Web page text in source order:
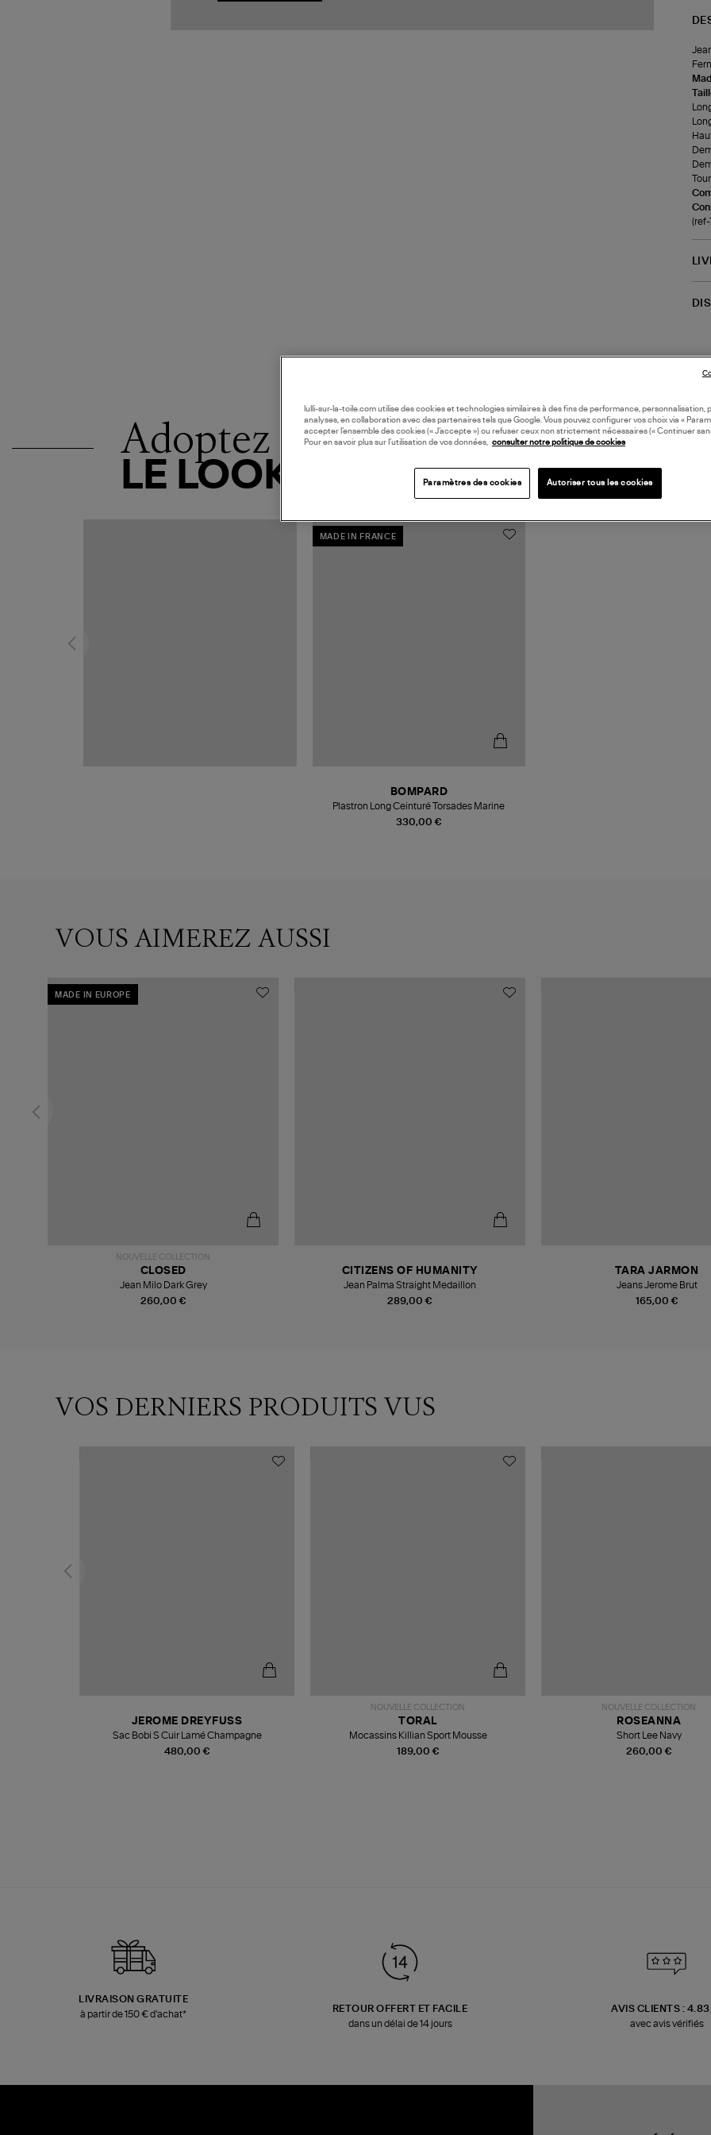
Adoptez
LE LOOK
MADE IN FRANCE
330,00 €
BOMPARD
Plastron Long Ceinturé Torsades Marine
VOUS AIMEREZ AUSSI
MADE IN EUROPE
NOUVELLE COLLECTION
260,00 €
CLOSED
Jean Milo Dark Grey
289,00 €
CITIZENS OF HUMANITY
Jean Palma Straight Medaillon
165,00 €
TARA JARMON
Jeans Jerome Brut
VOS DERNIERS PRODUITS VUS
480,00 €
JEROME DREYFUSS
Sac Bobi S Cuir Lamé Champagne
NOUVELLE COLLECTION
189,00 €
TORAL
Mocassins Killian Sport Mousse
NOUVELLE COLLECTION
260,00 €
ROSEANNA
Short Lee Navy
LIVRAISON GRATUITE
à partir de 150 € d'achat*
RETOUR OFFERT ET FACILE
dans un délai de 14 jours
AVIS CLIENTS :
avec avis vérifiés
lulli-sur-la-toile.com utilise des cookies et technologies similaires à des fins de performance, personnalisation,
analyses, en collaboration avec des partenaires tels que Google. Vous pouvez configurer vos choix via «
accepter l’ensemble des cookies (« J’accepte ») ou refuser ceux non strictement nécessaires (« Continuer
Pour en savoir plus sur l’utilisation de vos données, consulter notre politique de cookies
Paramètres des cookies Autoriser tous les cookies